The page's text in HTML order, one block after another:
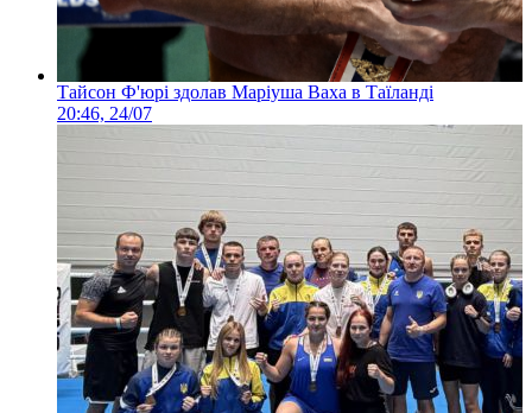
Тайсон Ф'юрі здолав Маріуша Ваха в Таїланді
20:46, 24/07